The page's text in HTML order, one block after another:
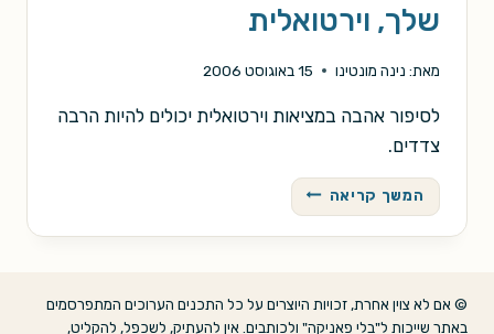
שלך, וירטואלית
מאת: נינה מונטינו 15 באוגוסט 2006
לסיפור אהבה במציאות וירטואלית יכולים להיות הרבה
צדדים.
המשך קריאה שלך,
וירטואלית
© אם לא צוין אחרת, זכויות היוצרים על כל התכנים הערוכים המתפרסמים
באתר שייכות ל"בלי פאניקה" ולכותבים. אין להעתיק, לשכפל, להקליט,